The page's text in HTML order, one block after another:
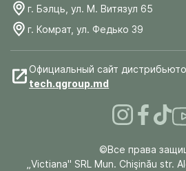
г. Бэлць, ул. М. Витязул 65
г. Комрат, ул. Федько 39
Официальный сайт
tech.qgroup.md
©Все права
„Victiana" SRL Mun. Chişinău str.